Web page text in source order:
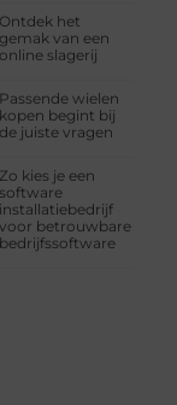
Ontdek het
gemak van een
online slagerij
Passende wielen
kopen begint bij
de juiste vragen
Zo kies je een
software
installatiebedrijf
voor betrouwbare
bedrijfssoftware